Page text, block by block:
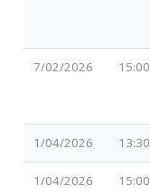
7/02/2026 15:00
1/04/2026 13:30
1/04/2026 15:00